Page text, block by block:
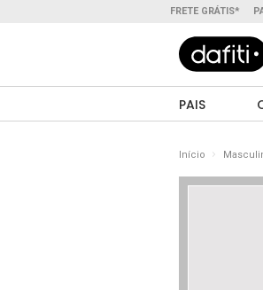
FRETE GRÁTIS*
PAIS
Início